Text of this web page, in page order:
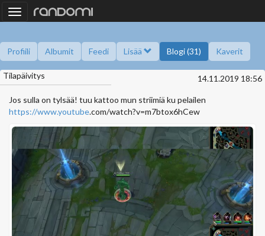
Toggle
navigation
Profiili Albumit Feedi Lisää Blogi (31) Kaverit
Kysy minulta Saavutukset
14.11.2019 18:56
Tilapäivitys
Jos sulla on tylsää! tuu kattoo mun striimiä ku pelailen
https://www.youtube.com/watch?v=m7btox6hCew